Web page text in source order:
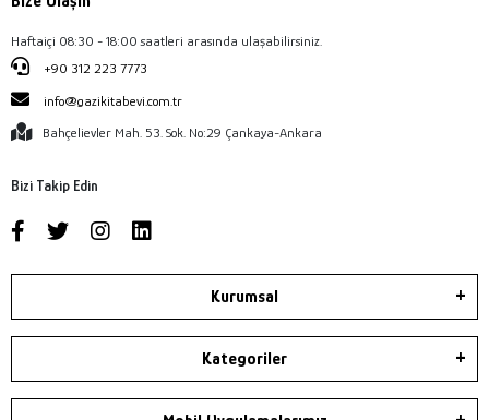
Haftaiçi 08:30 - 18:00 saatleri arasında ulaşabilirsiniz.
+90 312 223 7773
info@gazikitabevi.com.tr
Bahçelievler Mah. 53. Sok. No:29 Çankaya-Ankara
Bizi Takip Edin
Kurumsal
Kategoriler